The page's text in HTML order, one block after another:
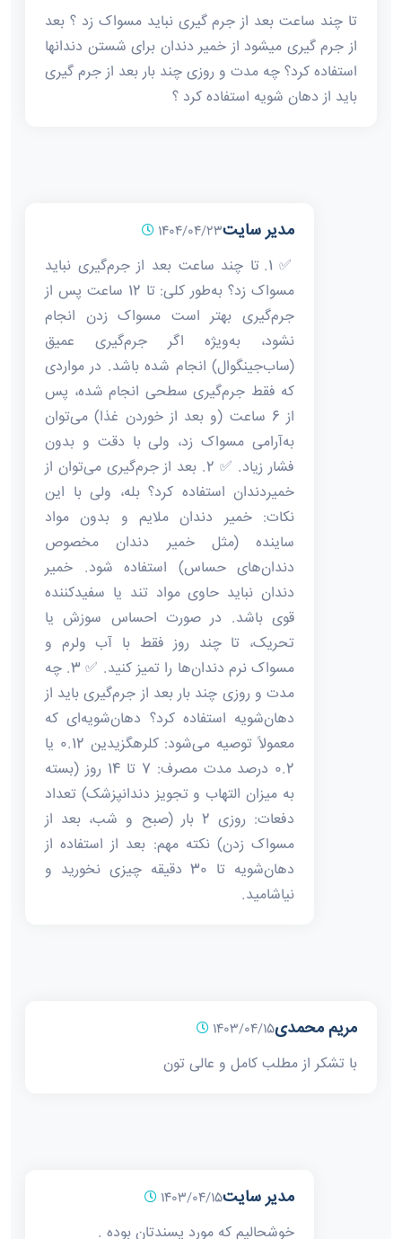
تا چند ساعت بعد از جرم گیری نباید مسواک زد ؟ بعد
از جرم گیری میشود از خمیر دندان برای شستن دندانها
استفاده کرد؟ چه مدت و روزی چند بار بعد از جرم گیری
باید از دهان شویه استفاده کرد ؟
مدیر سایت1404/04/23
✅ 1. تا چند ساعت بعد از جرم‌گیری نباید
مسواک زد؟ به‌طور کلی: تا 12 ساعت پس از
جرم‌گیری بهتر است مسواک زدن انجام
نشود، به‌ویژه اگر جرم‌گیری عمیق
(ساب‌جینگوال) انجام شده باشد. در مواردی
که فقط جرم‌گیری سطحی انجام شده، پس
از 6 ساعت (و بعد از خوردن غذا) می‌توان
به‌آرامی مسواک زد، ولی با دقت و بدون
فشار زیاد. ✅ 2. بعد از جرم‌گیری می‌توان از
خمیردندان استفاده کرد؟ بله، ولی با این
نکات: خمیر دندان ملایم و بدون مواد
ساینده (مثل خمیر دندان مخصوص
دندان‌های حساس) استفاده شود. خمیر
دندان نباید حاوی مواد تند یا سفیدکننده
قوی باشد. در صورت احساس سوزش یا
تحریک، تا چند روز فقط با آب ولرم و
مسواک نرم دندان‌ها را تمیز کنید. ✅ 3. چه
مدت و روزی چند بار بعد از جرم‌گیری باید از
دهان‌شویه استفاده کرد؟ دهان‌شویه‌ای که
معمولاً توصیه می‌شود: کلرهگزیدین 0.12 یا
0.2 درصد مدت مصرف: 7 تا 14 روز (بسته
به میزان التهاب و تجویز دندانپزشک) تعداد
دفعات: روزی 2 بار (صبح و شب، بعد از
مسواک زدن) نکته مهم: بعد از استفاده از
دهان‌شویه تا 30 دقیقه چیزی نخورید و
نیاشامید.
مریم محمدی1403/04/15
با تشکر از مطلب کامل و عالی تون
مدیر سایت1403/04/15
خوشحالیم که مورد پسندتان بوده .